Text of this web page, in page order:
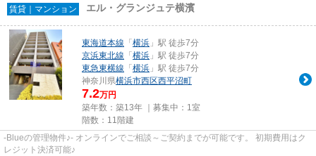
賃貸｜マンション エル・グランジュテ横濱
東海道本線 「 横浜 」駅 徒歩7分
京浜東北線 「 横浜 」駅 徒歩7分
東急東横線 「 横浜 」駅 徒歩7分
神奈川県横浜市西区西平沼町
7.2万円
築年数：築13年 ｜募集中： 1室
階数：11階建
-Blueの管理物件♪- オンラインでご相談～ご契約までが可能です。 初期費用はク
レジット決済可能♪